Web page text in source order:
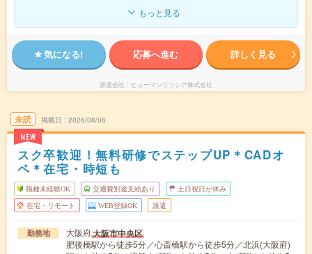
もっと見る
気になる! 応募へ進む 詳しく見る
派遣会社 ヒューマンリソシア株式会社
未読
NEW
掲載日 2026/08/06
スク卒歓迎！無料研修でステップUP＊CADオ
ペ＊在宅・時短も
職種未経験OK 交通費別途支給あり 土日祝日が休み
在宅・リモート WEB登録OK 派遣
勤務地 大阪府大阪市中央区
肥後橋駅から徒歩5分／心斎橋駅から徒歩5分／北浜(大阪府)